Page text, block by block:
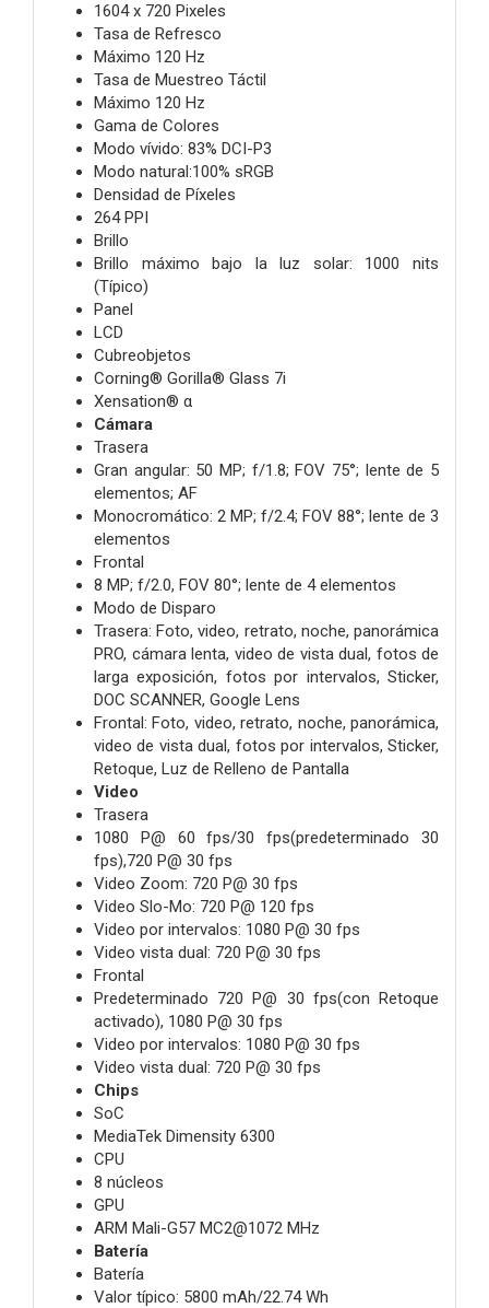
1604 x 720 Pixeles
Tasa de Refresco
Máximo 120 Hz
Tasa de Muestreo Táctil
Máximo 120 Hz
Gama de Colores
Modo vívido: 83% DCI-P3
Modo natural:100% sRGB
Densidad de Píxeles
264 PPI
Brillo
Brillo máximo bajo la luz solar: 1000 nits
(Típico)
Panel
LCD
Cubreobjetos
Corning® Gorilla® Glass 7i
Xensation® α
Cámara
Trasera
Gran angular: 50 MP; f/1.8; FOV 75°; lente de 5
elementos; AF
Monocromático: 2 MP; f/2.4; FOV 88°; lente de 3
elementos
Frontal
8 MP; f/2.0, FOV 80°; lente de 4 elementos
Modo de Disparo
Trasera: Foto, video, retrato, noche, panorámica
PRO, cámara lenta, video de vista dual, fotos de
larga exposición, fotos por intervalos, Sticker,
DOC SCANNER, Google Lens
Frontal: Foto, video, retrato, noche, panorámica,
video de vista dual, fotos por intervalos, Sticker,
Retoque, Luz de Relleno de Pantalla
Video
Trasera
1080 P@ 60 fps/30 fps(predeterminado 30
fps),720 P@ 30 fps
Video Zoom: 720 P@ 30 fps
Video Slo-Mo: 720 P@ 120 fps
Video por intervalos: 1080 P@ 30 fps
Video vista dual: 720 P@ 30 fps
Frontal
Predeterminado 720 P@ 30 fps(con Retoque
activado), 1080 P@ 30 fps
Video por intervalos: 1080 P@ 30 fps
Video vista dual: 720 P@ 30 fps
Chips
SoC
MediaTek Dimensity 6300
CPU
8 núcleos
GPU
ARM Mali-G57 MC2@1072 MHz
Batería
Batería
Valor típico: 5800 mAh/22.74 Wh